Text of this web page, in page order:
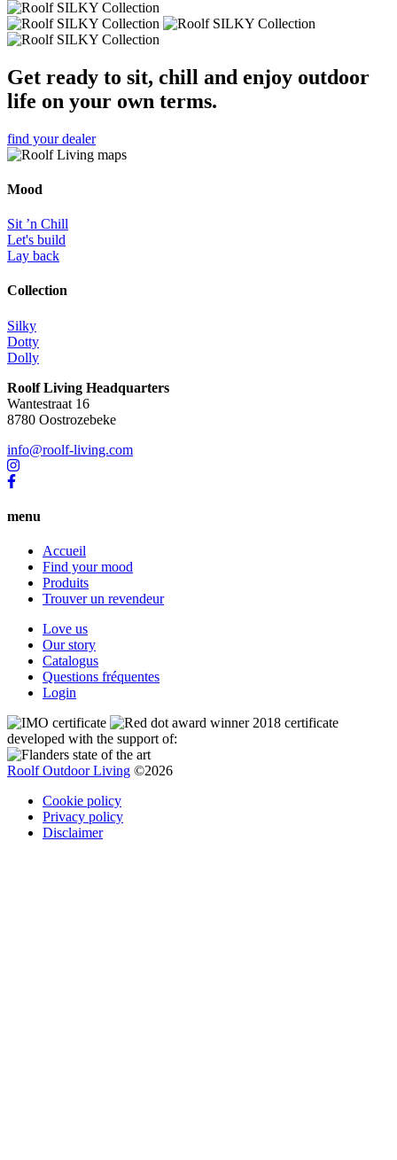
Get ready to sit, chill and enjoy outdoor
life on your own terms.
find your dealer
Mood
Sit ’n Chill
Let's build
Lay back
Collection
Silky
Dotty
Dolly
Roolf Living Headquarters
Wantestraat 16
8780 Oostrozebeke
info@roolf-living.com
menu
Accueil
Find your mood
Produits
Trouver un revendeur
Love us
Our story
Catalogus
Questions fréquentes
Login
developed with the support of:
Roolf Outdoor Living ©2026
Cookie policy
Privacy policy
Disclaimer